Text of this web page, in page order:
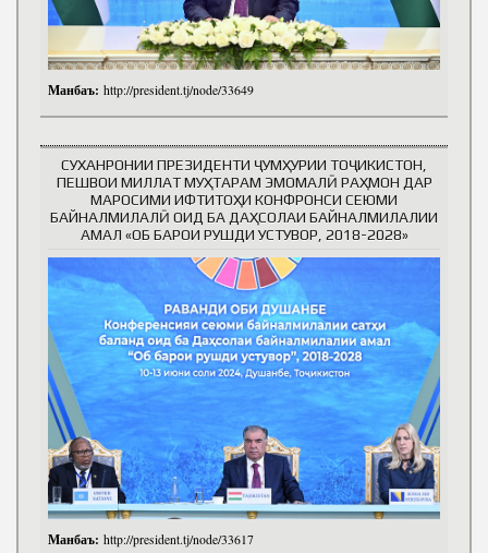
Манбаъ: http://president.tj/node/33649
СУХАНРОНИИ ПРЕЗИДЕНТИ ҶУМҲУРИИ ТОҶИКИСТОН,
ПЕШВОИ МИЛЛАТ МУҲТАРАМ ЭМОМАЛӢ РАҲМОН ДАР
МАРОСИМИ ИФТИТОҲИ КОНФРОНСИ СЕЮМИ
БАЙНАЛМИЛАЛӢ ОИД БА ДАҲСОЛАИ БАЙНАЛМИЛАЛИИ
АМАЛ «ОБ БАРОИ РУШДИ УСТУВОР, 2018-2028»
Манбаъ: http://president.tj/node/33617